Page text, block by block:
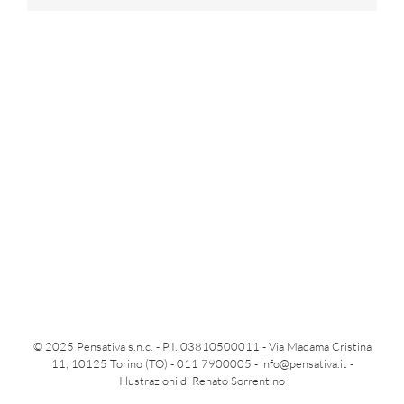
© 2025 Pensativa s.n.c. - P.I. 03810500011 - Via Madama Cristina
11, 10125 Torino (TO) - 011 7900005 - info@pensativa.it -
Illustrazioni di Renato Sorrentino